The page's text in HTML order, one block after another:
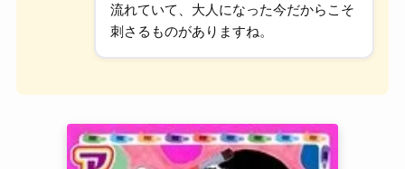
流れていて、大人になった今だからこそ
刺さるものがありますね。